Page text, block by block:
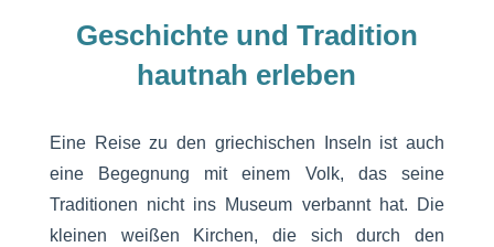
Geschichte und Tradition
hautnah erleben
Eine Reise zu den griechischen Inseln ist auch
eine Begegnung mit einem Volk, das seine
Traditionen nicht ins Museum verbannt hat. Die
kleinen weißen Kirchen, die sich durch den